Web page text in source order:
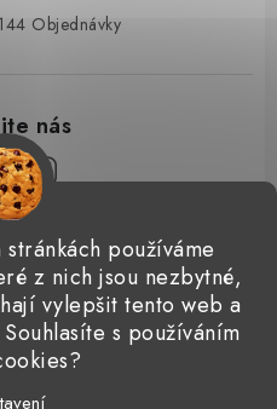
používáme
z nich jsou nezbytné,
vylepšit tento web a
s používáním
Objednávky
Gyeon Quartz ValetPRO
Madness